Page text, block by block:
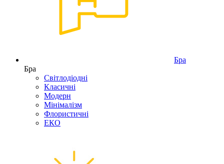
Бра
Бра
Світлодіодні
Класичні
Модерн
Мінімалізм
Флористичні
ЕКО